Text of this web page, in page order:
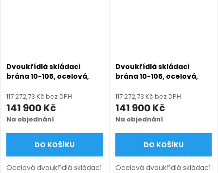
Dvoukřídlá skládací
brána 10-105, ocelová,
(šířka 1200 - 6000 mm,
výška 1000 - 2050 mm),
šedá RAL 7030 matná
117 272,73 Kč bez DPH
141 900 Kč
Na objednání
DO KOŠÍKU
Ocelová dvoukřídlá skládací
Dvoukřídlá skládací
brána 10-105, ocelová,
(šířka 1200 - 6000 mm,
výška 1000 - 2050 mm),
zelená RAL 6005 matná
117 272,73 Kč bez DPH
141 900 Kč
Na objednání
DO KOŠÍKU
Ocelová dvoukřídlá skládací